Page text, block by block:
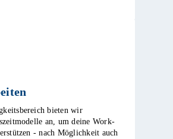
bieten wir
an, um deine Work-
- nach Möglichkeit auch